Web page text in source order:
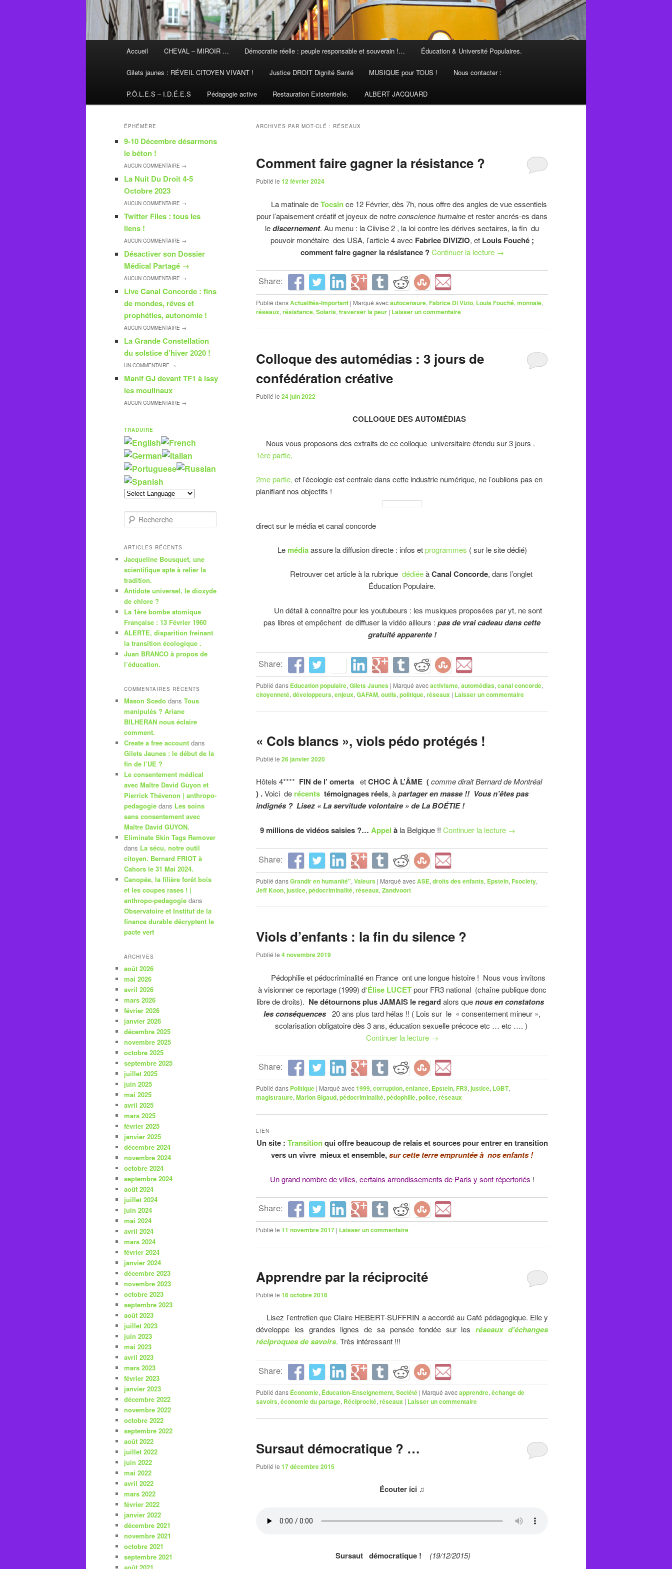
Accueil CHEVAL – MIROIR … Démocratie réelle : peuple responsable et souverain !… Éducation & Université Populaires.
Gilets jaunes : RÉVEIL CITOYEN VIVANT ! Justice DROIT Dignité Santé MUSIQUE pour TOUS ! Nous contacter :
P.Ô.L.E.S – I.D.É.E.S Pédagogie active Restauration Existentielle. ALBERT JACQUARD
ARCHIVES PAR MOT-CLÉ : RÉSEAUX
Comment faire gagner la résistance ?
Publié le 12 février 2024
La matinale deTocsince 12 Février, dès 7h, nous offre des angles de vue essentiels
pour l’apaisement créatif et joyeux de notreconscience humaineet rester ancrés-es dans
lediscernement. Au menu : la Ciivise 2 , la loi contre les dérives sectaires, la fin du
pouvoir monétaire des USA, l’article 4 avec Fabrice DIVIZIO, et Louis Fouché ;
comment faire gagner la résistance ? Continuer la lecture →
Share:
Publié dansActualités-Important | Marqué avecautocensure, Fabrice Di Vizio, Louis Fouché,monnaie,
réseaux,résistance,Solaris,traverser la peur | Laisser un commentaire
Colloque des automédias : 3 jours de
confédération créative
Publié le 24 juin 2022
COLLOQUE DES AUTOMÉDIAS
Nous vous proposons des extraits de ce colloque universitaire étendu sur 3 jours .
1ère partie,
2me partie, et l’écologie est centrale dans cette industrie numérique, ne l’oublions pas en
planifiant nos objectifs !
direct sur le média et canal concorde
Lemédiaassure la diffusion directe : infos etprogrammes ( sur le site dédié)
Retrouver cet article à la rubrique dédiéeàCanal Concorde, dans l’onglet
Éducation Populaire.
Un détail à connaître pour les youtubeurs : les musiques proposées par yt, ne sont
pas libres et empêchent de diffuser la vidéo ailleurs : pas de vrai cadeau dans cette
gratuité apparente !
Share:
Publié dans Education populaire, Gilets Jaunes | Marqué avecactivisme, automédias, canal concorde,
citoyenneté, développeurs, enjeux, GAFAM, outils, politique, réseaux | Laisser un commentaire
« Cols blancs », viols pédo protégés !
Publié le 26 janvier 2020
Hôtels 4**** FIN de l’ omerta etCHOC À L’ÂME (comme dirait Bernard de Montréal
) .Voici de récents témoignages réels, àpartager en masse !! Vous n’êtes pas
indignés ? Lisez « La servitude volontaire » de La BOÉTIE !
9 millions de vidéos saisies ?… Appel à la Belgique !! Continuer la lecture →
Share:
Publié dansGrandir en humanité", Valeurs | Marqué avecASE, droits des enfants, Epstein, Fsociety,
Jeff Koon, justice, pédocriminalité, réseaux, Zandvoort
Viols d’enfants : la fin du silence ?
Publié le 4 novembre 2019
Pédophilie et pédocriminalité en France ont une longue histoire ! Nous vous invitons
à visionner ce reportage (1999) d‘Élise LUCETpour FR3 national (chaîne publique donc
libre de droits). Ne détournons plus JAMAIS le regardalors quenous en constatons
les conséquences20 ans plus tard hélas !! ( Lois sur le « consentement mineur »,
scolarisation obligatoire dès 3 ans, éducation sexuelle précoce etc … etc …. )
Continuer la lecture →
Share:
Publié dans Politique | Marqué avec1999,corruption,enfance, Epstein, FR3,justice, LGBT,
magistrature,Marion Sigaud,pédocriminalité,pédophilie,police,réseaux
LIEN
Un site : Transitionqui offre beaucoup de relais et sources pour entrer en transition
vers un vivre mieux et ensemble,sur cette terre empruntée à nos enfants !
Un grand nombre de villes, certains arrondissements de Paris y sont répertoriés !
Share:
Publié le 11 novembre 2017 | Laisser un commentaire
Apprendre par la réciprocité
Publié le 16 octobre 2016
Lisez l’entretien que Claire HEBERT-SUFFRIN a accordé au Café pédagogique. Elle y
développe les grandes lignes de sa pensée fondée sur lesréseaux d’échanges
réciproques de savoirs. Très intéressant !!!
Share:
Publié dans Économie, Éducation-Enseignement, Société | Marqué avecapprendre, échange de
savoirs, économie du partage, Réciprocité, réseaux | Laisser un commentaire
Sursaut démocratique ? …
Publié le 17 décembre 2015
Écouter ici ♫
Sursaut démocratique ! (19/12/2015)
ÉPHÉMÈRE
9-10 Décembre désarmons
le béton !
AUCUN COMMENTAIRE →
La Nuit Du Droit 4-5
Octobre 2023
AUCUN COMMENTAIRE →
Twitter Files : tous les
liens !
AUCUN COMMENTAIRE →
Désactiver son Dossier
Médical Partagé →
AUCUN COMMENTAIRE →
Live Canal Concorde : fins
de mondes, rêves et
prophéties, autonomie !
AUCUN COMMENTAIRE →
La Grande Constellation
du solstice d’hiver 2020 !
UN COMMENTAIRE →
Manif GJ devant TF1 à Issy
les moulinaux
AUCUN COMMENTAIRE →
TRADUIRE
e
h
r
c
h
e
ARTICLES RÉCENTS
Jacqueline Bousquet, une
scientifique apte à relier la
tradition.
Antidote universel, le dioxyde
de chlore ?
La 1ère bombe atomique
Française : 13 Février 1960
ALERTE, disparition freinant
la transition écologique .
Juan BRANCO à propos de
l’éducation.
COMMENTAIRES RÉCENTS
Mason Scedo dans Tous
manipulés ? Ariane
BILHERAN nous éclaire
comment.
Create a free account dans
Gilets Jaunes : le début de la
fin de l’UE ?
Le consentement médical
avec Maître David Guyon et
Pierrick Thévenon | anthropo-
pedagogie dans Les soins
sans consentement avec
Maître David GUYON.
Eliminate Skin Tags Remover
dans La sécu, notre outil
citoyen. Bernard FRIOT à
Cahors le 31 Mai 2024.
Canopée, la filière forêt bois
et les coupes rases ! |
anthropo-pedagogie dans
Observatoire et Institut de la
finance durable décryptent le
pacte vert
ARCHIVES
août 2026
mai 2026
avril 2026
mars 2026
février 2026
janvier 2026
décembre 2025
novembre 2025
octobre 2025
septembre 2025
juillet 2025
juin 2025
mai 2025
avril 2025
mars 2025
février 2025
janvier 2025
décembre 2024
novembre 2024
octobre 2024
septembre 2024
août 2024
juillet 2024
juin 2024
mai 2024
avril 2024
mars 2024
février 2024
janvier 2024
décembre 2023
novembre 2023
octobre 2023
septembre 2023
août 2023
juillet 2023
juin 2023
mai 2023
avril 2023
mars 2023
février 2023
janvier 2023
décembre 2022
novembre 2022
octobre 2022
septembre 2022
août 2022
juillet 2022
juin 2022
mai 2022
avril 2022
mars 2022
février 2022
janvier 2022
décembre 2021
novembre 2021
octobre 2021
septembre 2021